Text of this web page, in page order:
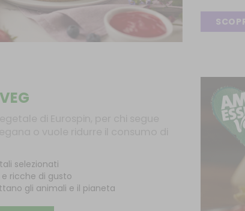
selezionati
ricche di gusto
gli animali e il pianeta